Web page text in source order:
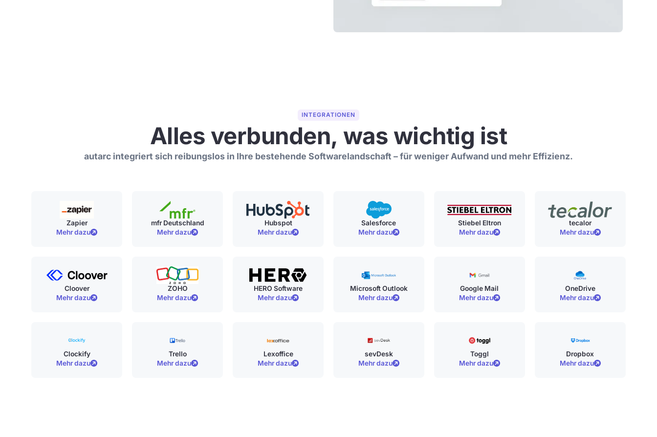
INTEGRATIONEN
Alles verbunden, was wichtig ist
autarc integriert sich reibungslos in Ihre bestehende Softwarelandschaft – für weniger Aufwand und mehr Effizienz.
Zapier
Mehr dazu
mfr Deutschland
Mehr dazu
Hubspot
Mehr dazu
Salesforce
Mehr dazu
Stiebel Eltron
Mehr dazu
tecalor
Mehr dazu
Cloover
Mehr dazu
ZOHO
Mehr dazu
HERO Software
Mehr dazu
Microsoft Outlook
Mehr dazu
Google Mail
Mehr dazu
OneDrive
Mehr dazu
Clockify
Mehr dazu
Trello
Mehr dazu
Lexoffice
Mehr dazu
sevDesk
Mehr dazu
Toggl
Mehr dazu
Dropbox
Mehr dazu